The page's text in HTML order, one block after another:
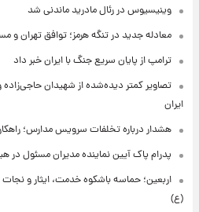
وینیسیوس در رئال مادرید ماندنی شد
معادله جدید در تنگه هرمز؛ توافق تهران و
ترامپ از پایان سریع جنگ با ایران خبر داد
تصاویر کمتر دیده‌شده از شهیدان حاجی‌زاده
ایران
هشدار درباره تخلفات سرویس مدارس؛
پدرام پاک آیین نماینده مدیران مسئول در
اربعین؛ حماسه باشکوه خدمت، ایثار و
(ع)